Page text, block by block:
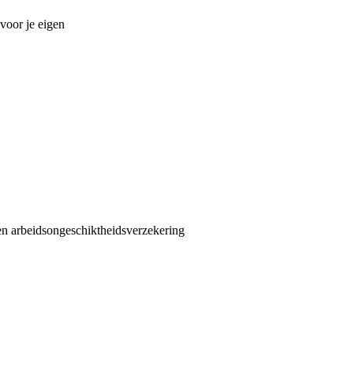
je eigen
arbeidsongeschiktheidsverzekering